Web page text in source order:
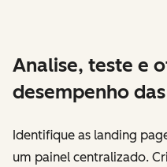
Analise, teste e
desempenho
Identifique as landing
um painel centralizado.